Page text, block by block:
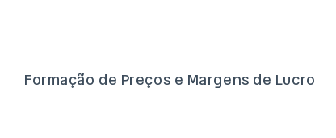
Formação de Preços e Margens de Lucro